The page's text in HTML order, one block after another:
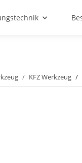
KFZ Werkzeug